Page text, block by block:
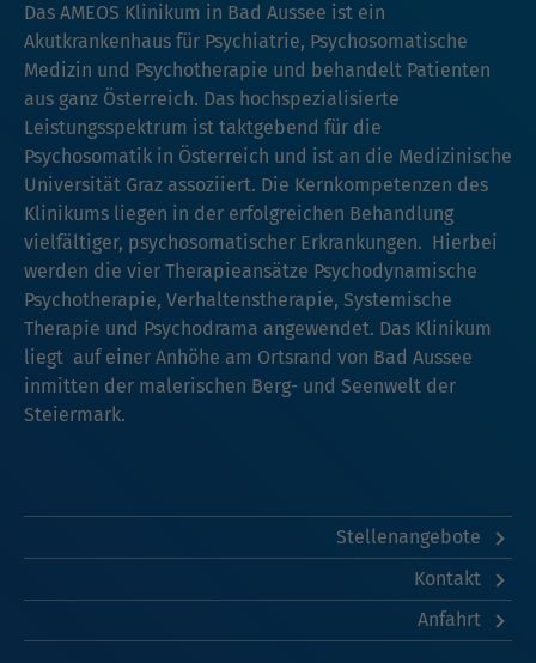
Das AMEOS Klinikum in Bad Aussee ist ein
Akutkrankenhaus für Psychiatrie, Psychosomatische
Medizin und Psychotherapie und behandelt Patienten
aus ganz Österreich. Das hochspezialisierte
Leistungsspektrum ist taktgebend für die
Psychosomatik in Österreich und ist an die Medizinische
Universität Graz assoziiert. Die Kernkompetenzen des
Klinikums liegen in der erfolgreichen Behandlung
vielfältiger, psychosomatischer Erkrankungen. Hierbei
werden die vier Therapieansätze Psychodynamische
Psychotherapie, Verhaltenstherapie, Systemische
Therapie und Psychodrama angewendet. Das Klinikum
liegt auf einer Anhöhe am Ortsrand von Bad Aussee
inmitten der malerischen Berg- und Seenwelt der
Steiermark.
Stellenangebote
Kontakt
Anfahrt